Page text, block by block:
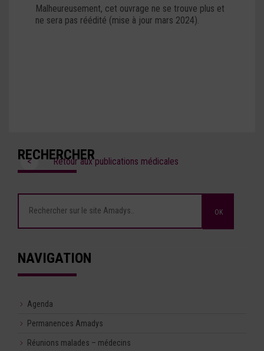
Malheureusement, cet ouvrage ne se trouve plus et
ne sera pas réédité (mise à jour mars 2024).
< Retour aux publications médicales
RECHERCHER
NAVIGATION
Agenda
Permanences Amadys
Réunions malades – médecins